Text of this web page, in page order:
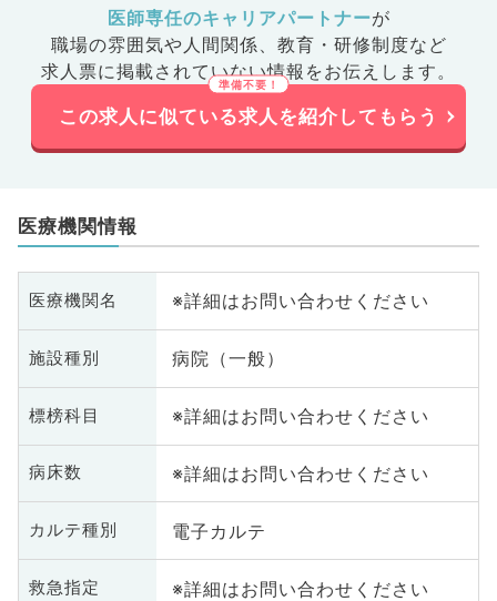
医師専任のキャリアパートナーが
職場の雰囲気や人間関係、 教育・研修制度など
求人票に掲載されていない情報をお伝えします。
この求人に似ている求人を紹介してもらう
医療機関情報
医療機関名 ※詳細はお問い合わせください
施設種別 病院（一般）
標榜科目 ※詳細はお問い合わせください
病床数 ※詳細はお問い合わせください
カルテ種別 電子カルテ
救急指定 ※詳細はお問い合わせください